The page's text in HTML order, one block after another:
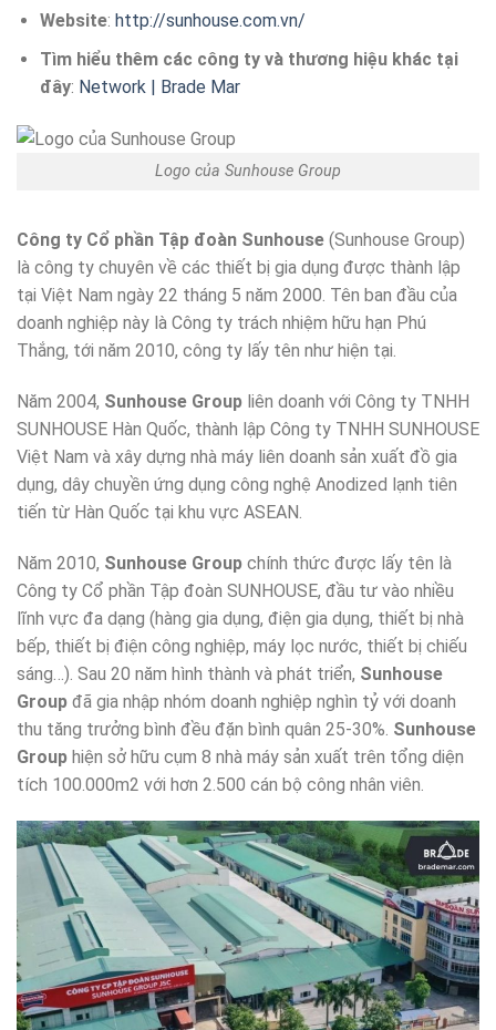
Website: http://sunhouse.com.vn/
Tìm hiểu thêm các công ty và thương hiệu khác tại
đây: Network | Brade Mar
Logo của Sunhouse Group
Công ty Cổ phần Tập đoàn Sunhouse (Sunhouse Group)
là công ty chuyên về các thiết bị gia dụng được thành lập
tại Việt Nam ngày 22 tháng 5 năm 2000. Tên ban đầu của
doanh nghiệp này là Công ty trách nhiệm hữu hạn Phú
Thắng, tới năm 2010, công ty lấy tên như hiện tại.
Năm 2004, Sunhouse Group liên doanh với Công ty TNHH
SUNHOUSE Hàn Quốc, thành lập Công ty TNHH SUNHOUSE
Việt Nam và xây dựng nhà máy liên doanh sản xuất đồ gia
dụng, dây chuyền ứng dụng công nghệ Anodized lạnh tiên
tiến từ Hàn Quốc tại khu vực ASEAN.
Năm 2010, Sunhouse Group chính thức được lấy tên là
Công ty Cổ phần Tập đoàn SUNHOUSE, đầu tư vào nhiều
lĩnh vực đa dạng (hàng gia dụng, điện gia dụng, thiết bị nhà
bếp, thiết bị điện công nghiệp, máy lọc nước, thiết bị chiếu
sáng…). Sau 20 năm hình thành và phát triển, Sunhouse
Group đã gia nhập nhóm doanh nghiệp nghìn tỷ với doanh
thu tăng trưởng bình đều đặn bình quân 25-30%. Sunhouse
Group hiện sở hữu cụm 8 nhà máy sản xuất trên tổng diện
tích 100.000m2 với hơn 2.500 cán bộ công nhân viên.